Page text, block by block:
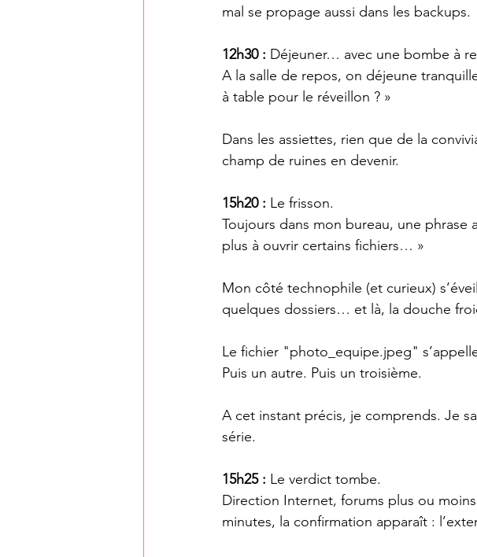
mal se propage aussi dans les backups.
12h30 : Déjeuner… avec une bombe à
A la salle de repos, on déjeune
à table pour le réveillon ? »
Dans les assiettes, rien que de la
champ de ruines en devenir.
15h20 : Le frisson.
Toujours dans mon bureau, une phrase
plus à ouvrir certains fichiers… »
Mon côté technophile (et curieux)
quelques dossiers… et là, la douche
Le fichier "photo_equipe.jpeg"
Puis un autre. Puis un troisième.
A cet instant précis, je comprends. Je
série.
15h25 : Le verdict tombe.
Direction Internet, forums plus ou
minutes, la confirmation apparaît :